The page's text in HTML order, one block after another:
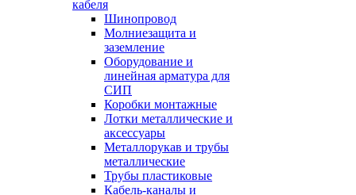
кабеля
Шинопровод
Молниезащита и
заземление
Оборудование и
линейная арматура для
СИП
Коробки монтажные
Лотки металлические и
аксессуары
Металлорукав и трубы
металлические
Трубы пластиковые
Кабель-каналы и